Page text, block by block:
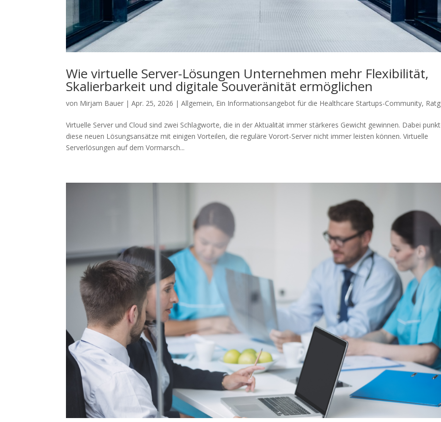
Wie virtuelle Server-Lösungen Unternehmen mehr Flexibilität,
Skalierbarkeit und digitale Souveränität ermöglichen
von Mirjam Bauer |Apr. 25, 2026 |Allgemein, Ein Informationsangebot für die Healthcare Startups-Community,
Virtuelle Server und Cloud sind zwei Schlagworte, die in der Aktualität immer stärkeres Gewicht gewinnen. Dabei
diese neuen Lösungsansätze mit einigen Vorteilen, die reguläre Vorort-Server nicht immer leisten können. Virtuelle
Serverlösungen auf dem Vormarsch...